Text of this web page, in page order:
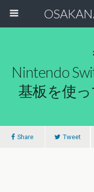
Nintendo
基板を使
Share Tweet